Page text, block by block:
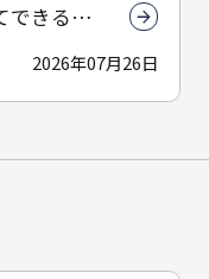
できる
2026年07月26日